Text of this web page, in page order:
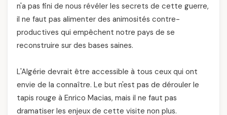
n'a pas fini de nous révéler les secrets de cette guerre,
il ne faut pas alimenter des animosités contre-
productives qui empêchent notre pays de se
reconstruire sur des bases saines.
L'Algérie devrait être accessible à tous ceux qui ont
envie de la connaître. Le but n'est pas de dérouler le
tapis rouge à Enrico Macias, mais il ne faut pas
dramatiser les enjeux de cette visite non plus.